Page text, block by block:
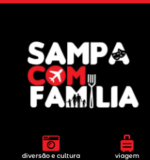
diversão e cultura viagem